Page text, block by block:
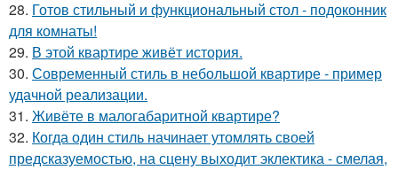
28. Готов стильный и функциональный стол - подоконник
для комнаты!
29. В этой квартире живёт история.
30. Современный стиль в небольшой квартире - пример
удачной реализации.
31. Живёте в малогабаритной квартире?
32. Когда один стиль начинает утомлять своей
предсказуемостью, на сцену выходит эклектика - смелая,